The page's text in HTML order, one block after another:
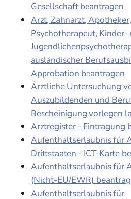
Gesellschaft beantragen
Arzt, Zahnarzt,
Psychotherapeut, Kinder-
ausländischer
Approbation beantragen
Ärztliche Untersuchung
Auszubildenden und
Bescheinigung vorlegen
Arztregister - Eintragung
Aufenthaltserlaubnis für
Drittstaaten - ICT-Karte
Aufenthaltserlaubnis für
(Nicht-EU/EWR)
Aufenthaltserlaubnis für